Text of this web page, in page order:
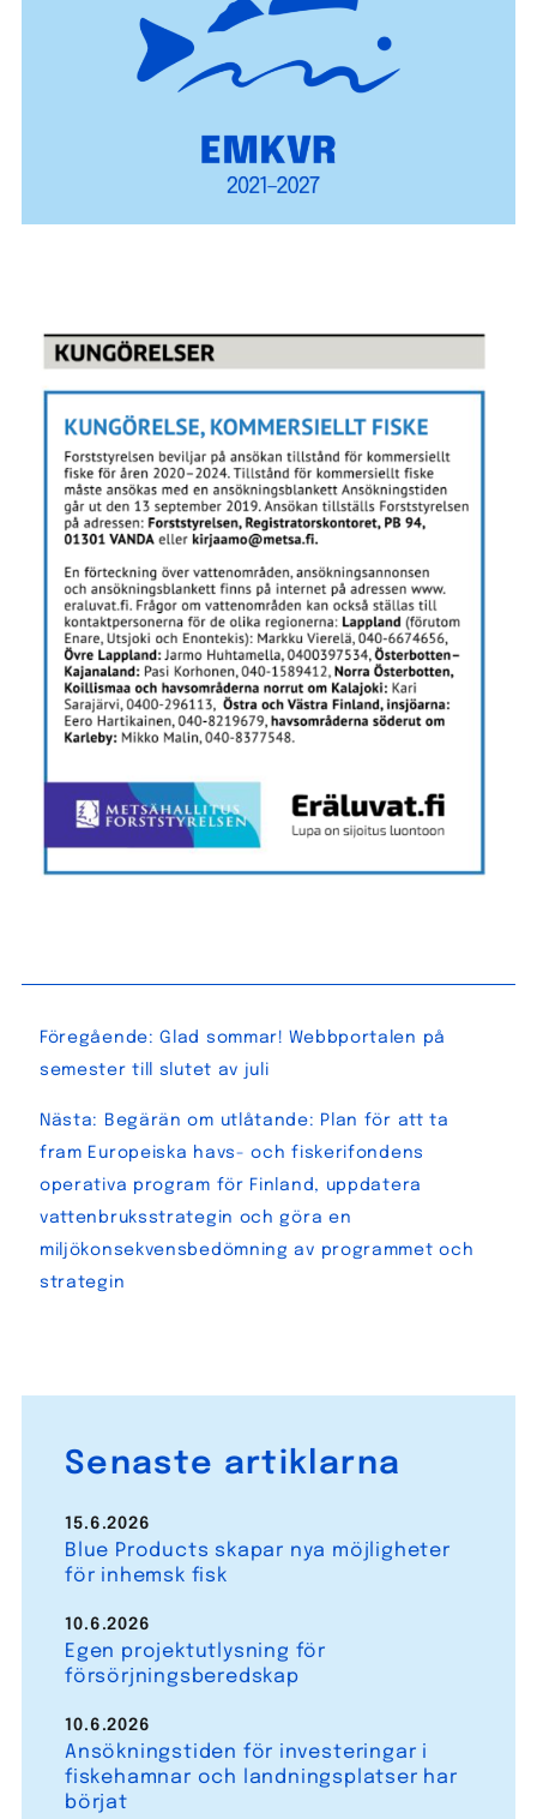
Inläggsnavigering
Föregående: Glad sommar! Webbportalen på
semester till slutet av juli
Nästa:
Begärän om utlåtande: Plan för att ta
fram Europeiska havs- och fiskerifondens
operativa program för Finland, uppdatera
vattenbruksstrategin och göra en
miljökonsekvensbedömning av programmet och
strategin
Senaste artiklarna
Blue Products skapar nya möjligheter
för inhemsk fisk
15.6.2026
Egen projektutlysning för
försörjningsberedskap
10.6.2026
Ansökningstiden för investeringar i
fiskehamnar och landningsplatser har
börjat
10.6.2026